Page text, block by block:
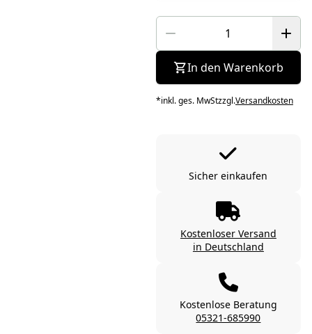
In den Warenkorb
*inkl. ges. MwStzzgl.Versandkosten
Sicher einkaufen
Kostenloser Versand
in Deutschland
Kostenlose Beratung
05321-685990